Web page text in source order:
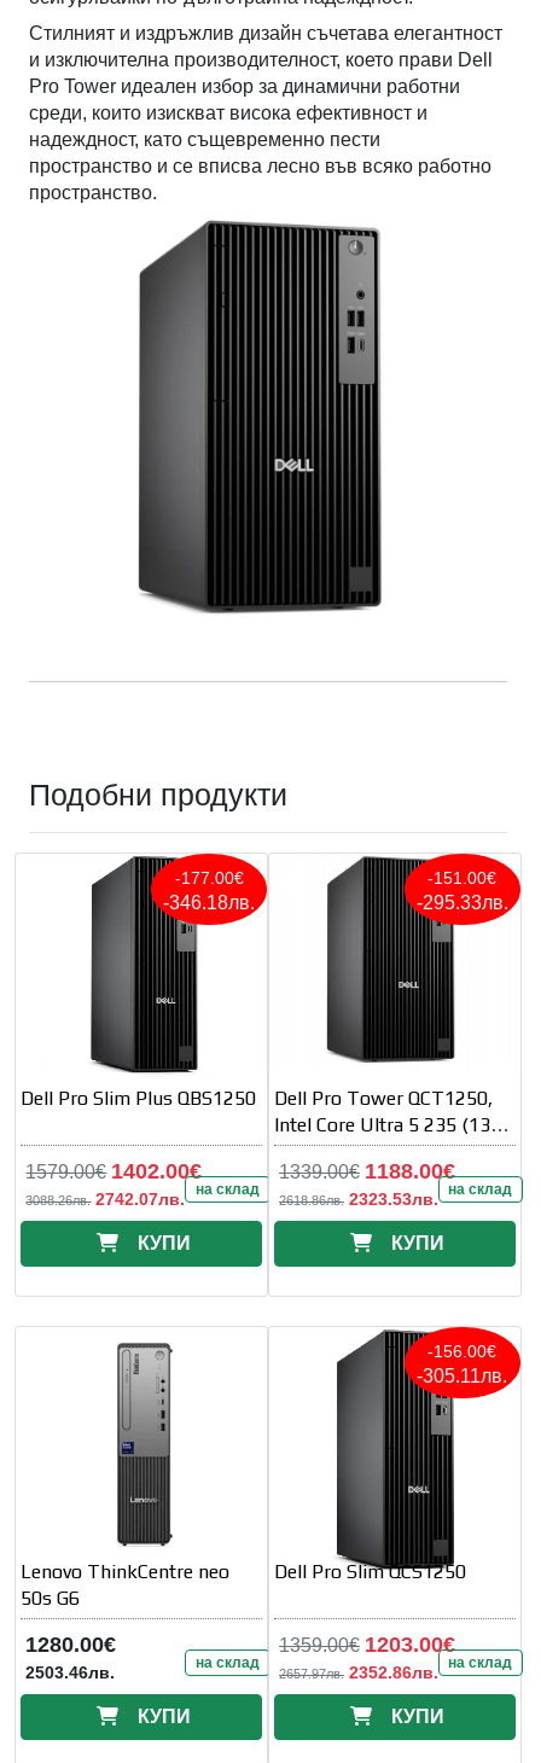
Стилният и издръжлив дизайн съчетава елегантност
и изключителна производителност, което прави Dell
Pro Tower идеален избор за динамични работни
среди, които изискват висока ефективност и
надеждност, като същевременно пести
пространство и се вписва лесно във всяко работно
пространство.
Подобни продукти
-177.00€
-346.18лв.
Dell Pro Slim Plus QBS1250
1579.00€ 1402.00€
3088.26лв. 2742.07лв. на склад
КУПИ
-151.00€
-295.33лв.
Dell Pro Tower QCT1250,
Intel Core Ultra 5 235 (13
TOPS NPU, 14 cores, up to
1339.00€ 1188.00€
2618.86лв. 2323.53лв. на склад
КУПИ
Lenovo ThinkCentre neo
50s G6
1280.00€
2503.46лв. на склад
КУПИ
-156.00€
-305.11лв.
Dell Pro Slim QCS1250
1359.00€ 1203.00€
2657.97лв. 2352.86лв. на склад
КУПИ